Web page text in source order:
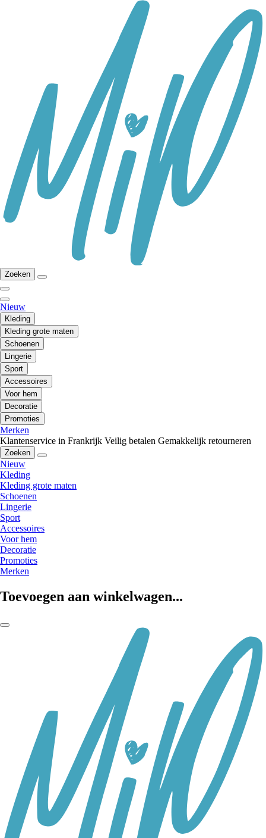
Zoeken
Nieuw
Kleding
Kleding grote maten
Schoenen
Lingerie
Sport
Accessoires
Voor hem
Decoratie
Promoties
Merken
Klantenservice in Frankrijk Veilig betalen Gemakkelijk retourneren
Zoeken
Nieuw
Kleding
Kleding grote maten
Schoenen
Lingerie
Sport
Accessoires
Voor hem
Decoratie
Promoties
Merken
Toevoegen aan winkelwagen...